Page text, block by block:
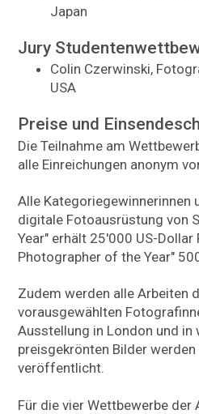
Japan
Jury
Colin Czerwinski,
USA
Preise und
Die Teilnahme am
alle Einreichungen anonym
Alle Kategoriegewinnerinnen
digitale Fotoausrüstung von
Year" erhält 25'000 US-Dollar
Photographer of the Year"
Zudem werden alle Arbeiten
vorausgewählten
Ausstellung in London und
preisgekrönten Bilder
veröffentlicht.
Für die vier Wettbewerbe